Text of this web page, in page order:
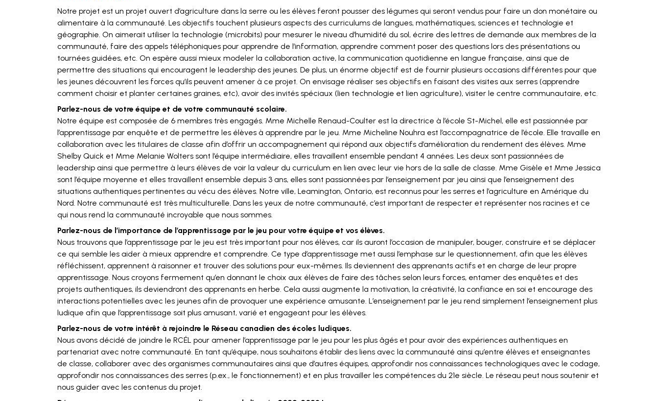
Notre projet est un projet ouvert d’agriculture dans la serre ou les élèves feront pousser des légumes qui seront vendus pour faire un don monétaire ou
alimentaire à la communauté. Les objectifs touchent plusieurs aspects des curriculums de langues, mathématiques, sciences et technologie et
géographie. On aimerait utiliser la technologie (microbits) pour mesurer le niveau d’humidité du sol, écrire des lettres de demande aux membres de la
communauté, faire des appels téléphoniques pour apprendre de l’information, apprendre comment poser des questions lors des présentations ou
tournées guidées, etc. On espère aussi mieux modeler la collaboration active, la communication quotidienne en langue française, ainsi que de
permettre des situations qui encouragent le leadership des jeunes. De plus, un énorme objectif est de fournir plusieurs occasions différentes pour que
les jeunes découvrent les forces qu’ils peuvent amener à ce projet. On envisage réaliser ses objectifs en faisant des visites aux serres (apprendre
comment choisir et planter certaines graines, etc), avoir des invités spéciaux (lien technologie et lien agriculture), visiter le centre communautaire, etc.
Parlez-nous de votre équipe et de votre communauté scolaire.
Notre équipe est composée de 6 membres très engagés. Mme Michelle Renaud-Coulter est la directrice à l’école St-Michel, elle est passionnée par
l’apprentissage par enquête et de permettre les élèves à apprendre par le jeu. Mme Micheline Nouhra est l’accompagnatrice de l’école. Elle travaille en
collaboration avec les titulaires de classe afin d’offrir un accompagnement qui répond aux objectifs d’amélioration du rendement des élèves. Mme
Shelby Quick et Mme Melanie Wolters sont l’équipe intermédiaire, elles travaillent ensemble pendant 4 années. Les deux sont passionnées de
leadership ainsi que permettre à leurs élèves de voir la valeur du curriculum en lien avec leur vie hors de la salle de classe. Mme Gisèle et Mme Jessica
sont l’équipe moyenne et elles travaillent ensemble depuis 3 ans, elles sont passionnées par l’enseignement par jeu ainsi que l’enseignement des
situations authentiques pertinentes au vécu des élèves. Notre ville, Leamington, Ontario, est reconnus pour les serres et l’agriculture en Amérique du
Nord. Notre communauté est très multiculturelle. Dans les yeux de notre communauté, c’est important de respecter et représenter nos racines et ce
qui nous rend la communauté incroyable que nous sommes.
Parlez-nous de l’importance de l’apprentissage par le jeu pour votre équipe et vos élèves.
Nous trouvons que l’apprentissage par le jeu est très important pour nos élèves, car ils auront l’occasion de manipuler, bouger, construire et se déplacer
ce qui semble les aider à mieux apprendre et comprendre. Ce type d’apprentissage met aussi l’emphase sur le questionnement, afin que les élèves
réfléchissent, apprennent à raisonner et trouver des solutions pour eux-mêmes. Ils deviennent des apprenants actifs et en charge de leur propre
apprentissage. Nous croyons fermement qu’en donnant le choix aux élèves de faire des tâches selon leurs forces, entamer des enquêtes et des
projets authentiques, ils deviendront des apprenants en herbe. Cela aussi augmente la motivation, la créativité, la confiance en soi et encourage des
interactions potentielles avec les jeunes afin de provoquer une expérience amusante. L’enseignement par le jeu rend simplement l’enseignement plus
ludique afin que l’apprentissage soit plus amusant, varié et engageant pour les élèves.
Parlez-nous de votre intérêt à rejoindre le Réseau canadien des écoles ludiques.
Nous avons décidé de joindre le RCÉL pour amener l’apprentissage par le jeu pour les plus âgés et pour avoir des expériences authentiques en
partenariat avec notre communauté. En tant qu’équipe, nous souhaitons établir des liens avec la communauté ainsi qu’entre élèves et enseignantes
de classe, collaborer avec des organismes communautaires ainsi que d’autres équipes, approfondir nos connaissances technologiques avec le codage,
approfondir nos connaissances des serres (p.ex., le fonctionnement) et en plus travailler les compétences du 21e siècle. Le réseau peut nous soutenir et
nous guider avec les contenus du projet.